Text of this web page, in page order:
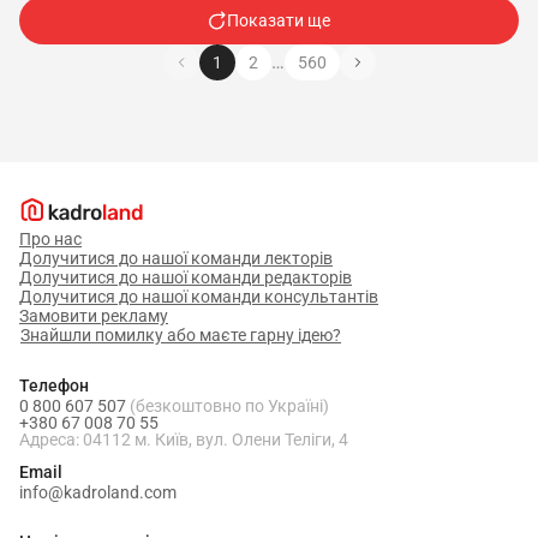
року.
7. Приклади робіт.
7.1. Апарати молотильні зернозбиральних
льонозбиральних комбайнів - ремонт,
установлення і регулювання.
7.3. Вали колінчасті половонабивальних,
соломонабивальних, соломотрясних машин,
вали ексцентрикові, диски зчеплення -
балансування.
7.4. Втулки шатунів - підганяння за
поршневими пальцями.
сільськогосподарських машин - ремонт.
Показати ще
1 2 … 560
Про нас
Долучитися до нашої команди лекторів
Долучитися до нашої команди редакторів
Долучитися до нашої команди консультантів
Замовити рекламу
Знайшли помилку або маєте гарну ідею?
Телефон
0 800 607 507 (безкоштовно по Україні)
+380 67 008 70 55
Адреса: 04112 м. Київ, вул. Олени Теліги, 4
Email
info@kadroland.com